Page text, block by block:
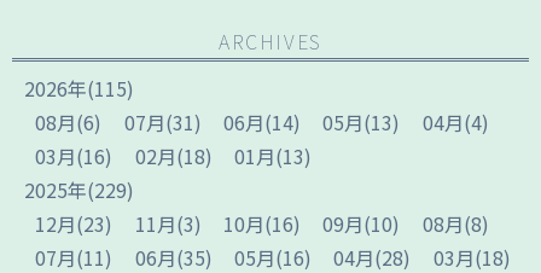
ARCHIVES
2026年(115)
08月(6) 07月(31) 06月(14) 05月(13) 04月(4)
03月(16) 02月(18) 01月(13)
2025年(229)
12月(23) 11月(3) 10月(16) 09月(10) 08月(8)
07月(11) 06月(35) 05月(16) 04月(28) 03月(18)